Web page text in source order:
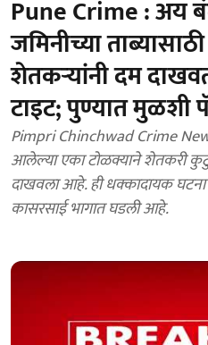
Pune Crime : अय
जमिनीच्या
शेतकऱ्यांनी दम
टाइट; पुण्यात मुळशी
Pimpri Chinchwad Crime
आलेल्या एका टोळक्याने शेतकरी
दाखवला आहे. ही धक्कादायक घटना
कासरसाई भागात घडली आहे.